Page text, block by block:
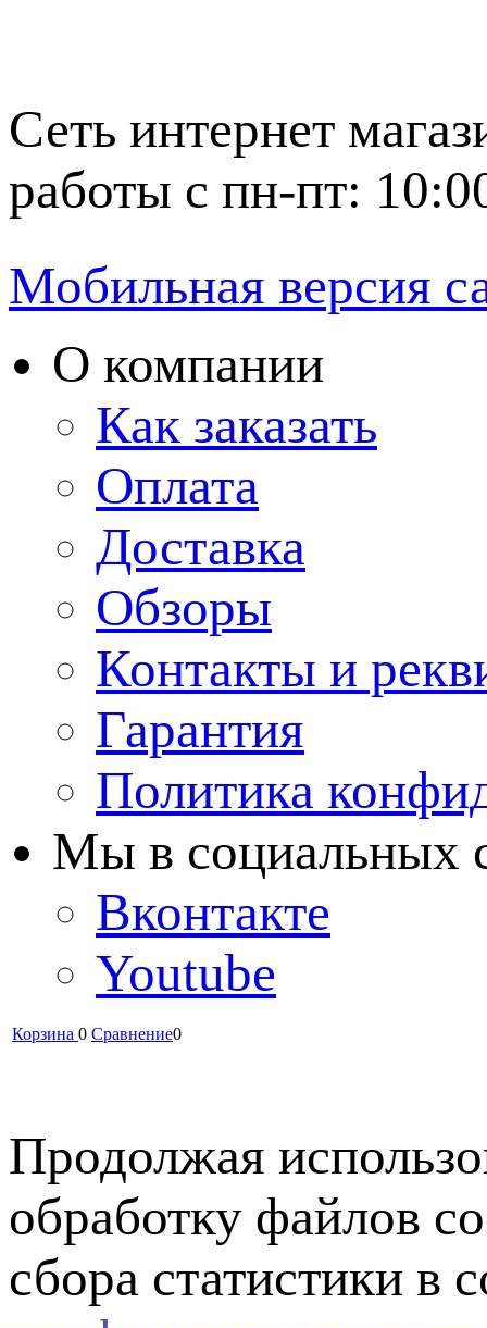
Сеть интернет
работы с пн-пт:
Мобильная версия
О компании
Как заказать
Оплата
Доставка
Обзоры
Контакты и
Гарантия
Политика
Мы в cоциальных
Вконтакте
Youtube
Корзина 0 Сравнение0
Продолжая
обработку файлов
сбора статистики в